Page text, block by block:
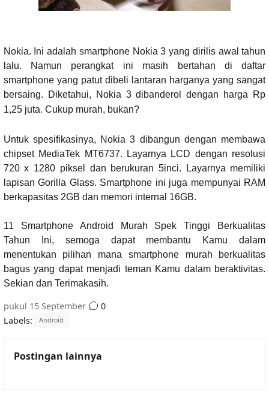
Nokia. Ini adalah smartphone Nokia 3 yang dirilis awal tahun
lalu. Namun perangkat ini masih bertahan di daftar
smartphone yang patut dibeli lantaran harganya yang sangat
bersaing.
Diketahui, Nokia 3 dibanderol dengan harga Rp
1,25 juta. Cukup murah, bukan?
Untuk spesifikasinya, Nokia 3 dibangun dengan membawa
chipset MediaTek MT6737. Layarnya LCD dengan resolusi
720 x 1280 piksel dan berukuran 5inci. Layarnya memiliki
lapisan Gorilla Glass. Smartphone ini juga mempunyai RAM
berkapasitas 2GB dan memori internal 16GB.
11 Smartphone Android Murah Spek Tinggi Berkualitas
Tahun Ini, semoga dapat membantu Kamu dalam
menentukan pilihan mana smartphone murah berkualitas
bagus yang dapat menjadi teman Kamu dalam beraktivitas.
Sekian dan Terimakasih.
pukul 15 September
0
Labels:
Android
Postingan lainnya